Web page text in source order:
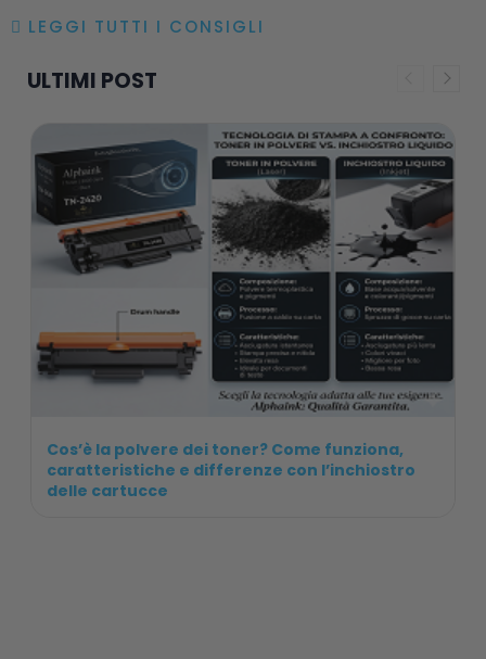
LEGGI TUTTI I CONSIGLI
ULTIMI POST
Cos’è la polvere dei toner? Come funziona,
caratteristiche e differenze con l’inchiostro
delle cartucce